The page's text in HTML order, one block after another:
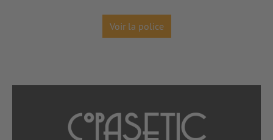
Voir la police